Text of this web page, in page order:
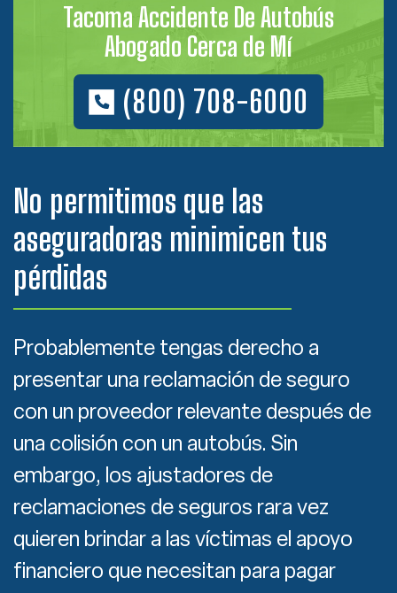
Tacoma Accidente De Autobús
Abogado Cerca de Mí
(800) 708-6000
No permitimos que las
aseguradoras minimicen tus
pérdidas
Probablemente tengas derecho a
presentar una reclamación de seguro
con un proveedor relevante después de
una colisión con un autobús. Sin
embargo, los ajustadores de
reclamaciones de seguros rara vez
quieren brindar a las víctimas el apoyo
financiero que necesitan para pagar